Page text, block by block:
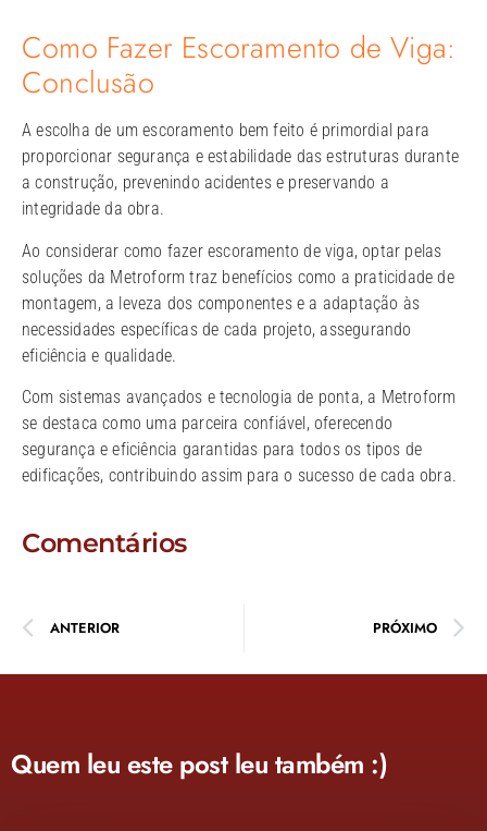
Como Fazer Escoramento de Viga​:
Conclusão
A escolha de um escoramento bem feito é primordial para
proporcionar segurança e estabilidade das estruturas durante
a construção, prevenindo acidentes e preservando a
integridade da obra.
Ao considerar como fazer escoramento de viga, optar pelas
soluções da Metroform traz benefícios como a praticidade de
montagem, a leveza dos componentes e a adaptação às
necessidades específicas de cada projeto, assegurando
eficiência e qualidade.
Com sistemas avançados e tecnologia de ponta, a Metroform
se destaca como uma parceira confiável, oferecendo
segurança e eficiência garantidas para todos os tipos de
edificações, contribuindo assim para o sucesso de cada obra.
Comentários
ANTERIOR PRÓXIMO
Quem leu este post leu também :)